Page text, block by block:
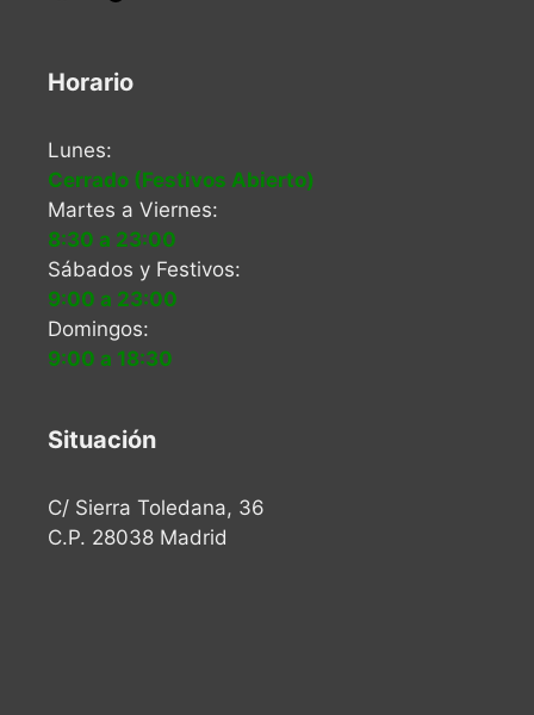
Horario
Lunes:
Cerrado (Festivos Abierto)
Martes a Viernes:
8:30 a 23:00
Sábados y Festivos:
9:00 a 23:00
Domingos:
9:00 a 18:30
Situación
C/ Sierra Toledana, 36
C.P. 28038 Madrid